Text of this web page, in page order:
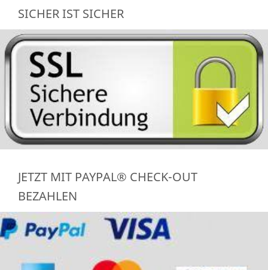
SICHER IST SICHER
JETZT MIT PAYPAL® CHECK-OUT
BEZAHLEN